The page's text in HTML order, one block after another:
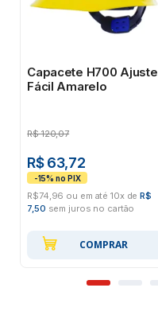
Capacete H700 Ajuste
Fácil Amarelo
R$ 120,07
R$ 63,72
R$74,96 ou em até 10x deR$
7,50 sem juros no cartão
COMPRAR